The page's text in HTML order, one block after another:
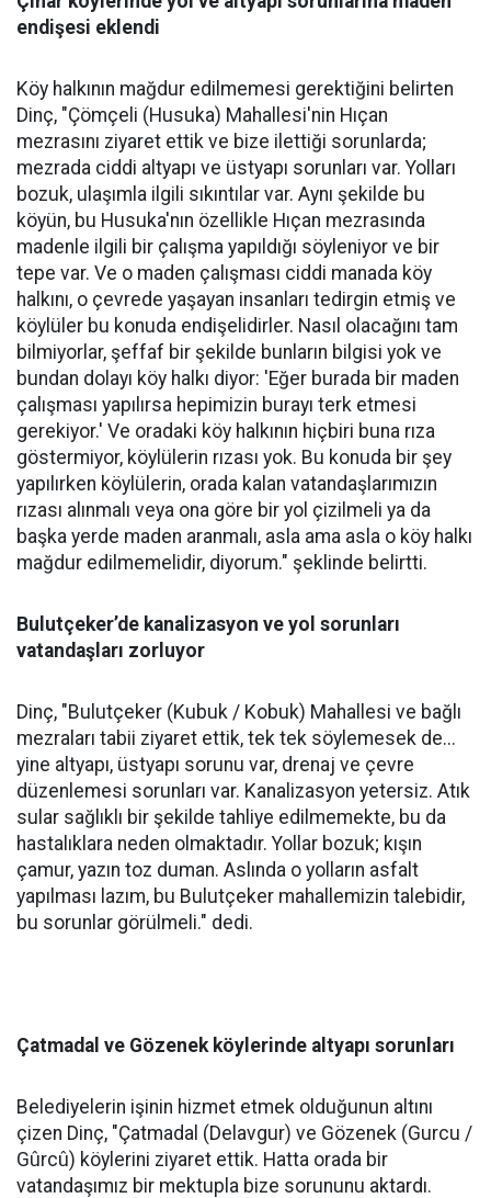
endişesi eklendi
Köy halkının mağdur edilmemesi gerektiğini belirten
Dinç, "Çömçeli (Husuka) Mahallesi'nin Hıçan
mezrasını ziyaret ettik ve bize ilettiği sorunlarda;
mezrada ciddi altyapı ve üstyapı sorunları var. Yolları
bozuk, ulaşımla ilgili sıkıntılar var. Aynı şekilde bu
köyün, bu Husuka'nın özellikle Hıçan mezrasında
madenle ilgili bir çalışma yapıldığı söyleniyor ve bir
tepe var. Ve o maden çalışması ciddi manada köy
halkını, o çevrede yaşayan insanları tedirgin etmiş ve
köylüler bu konuda endişelidirler. Nasıl olacağını tam
bilmiyorlar, şeffaf bir şekilde bunların bilgisi yok ve
bundan dolayı köy halkı diyor: 'Eğer burada bir maden
çalışması yapılırsa hepimizin burayı terk etmesi
gerekiyor.' Ve oradaki köy halkının hiçbiri buna rıza
göstermiyor, köylülerin rızası yok. Bu konuda bir şey
yapılırken köylülerin, orada kalan vatandaşlarımızın
rızası alınmalı veya ona göre bir yol çizilmeli ya da
başka yerde maden aranmalı, asla ama asla o köy halkı
mağdur edilmemelidir, diyorum." şeklinde belirtti.
Bulutçeker’de kanalizasyon ve yol sorunları
vatandaşları zorluyor
Dinç, "Bulutçeker (Kubuk / Kobuk) Mahallesi ve bağlı
mezraları tabii ziyaret ettik, tek tek söylemesek de...
yine altyapı, üstyapı sorunu var, drenaj ve çevre
düzenlemesi sorunları var. Kanalizasyon yetersiz. Atık
sular sağlıklı bir şekilde tahliye edilmemekte, bu da
hastalıklara neden olmaktadır. Yollar bozuk; kışın
çamur, yazın toz duman. Aslında o yolların asfalt
yapılması lazım, bu Bulutçeker mahallemizin talebidir,
bu sorunlar görülmeli." dedi.
Çatmadal ve Gözenek köylerinde altyapı sorunları
Belediyelerin işinin hizmet etmek olduğunun altını
çizen Dinç, "Çatmadal (Delavgur) ve Gözenek (Gurcu /
Gûrcû) köylerini ziyaret ettik. Hatta orada bir
vatandaşımız bir mektupla bize sorununu aktardı.